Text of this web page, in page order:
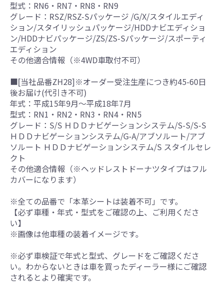
型式：RN6・RN7・RN8・RN9
グレード：RSZ/RSZ-Sパッケージ /G/X/スタイルエディ
ション/スタイリッシュパッケージ/HDDナビエディショ
ン/HDDナビパッケージ/ZS/ZS-Sパッケージ/スポーティ
エディション
その他適合情報（※4WD車取付不可）
■[当社品番ZH28]※オーダー受注生産につき約45-60日
後お届け(代引き不可)
年式：平成15年9月～平成18年7月
型式：RN1・RN2・RN3・RN4・RN5
グレード：S/S ＨＤＤナビゲーションシステム/S-S/S-S
ＨＤＤナビゲーションシステム/G-A/アブソルート/アブ
ソルート ＨＤＤナビゲーションシステム/S スタイルセレ
クト
その他適合情報（※ヘッドレストドーナツタイプはフル
カバーになります）
※全ての品番で「本革シートは装着不可」です。
【必ず車種・年式・型式をご確認の上、ご利用くださ
い】
※画像は他車種の装着イメージです。
※必ず車検証で年式と型式、グレードをご確認くださ
い。わからないときは車を買ったディーラー様にご確認
されるとより確実です。